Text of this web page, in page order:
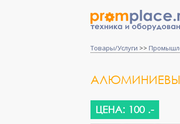
Товары/Услуги >>
ЦЕНА: 100 .-